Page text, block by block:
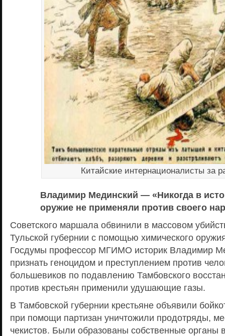
Китайские интернационалисты за
Владимир Мединский — «Никогда в
оружие не применяли против своего
Советского маршала обвинили в массовом
Тульской губернии с помощью химического
Госдумы профессор МГИМО историк Владимир
признать геноцидом и преступлением против
большевиков по подавлению Тамбовского
против крестьян применили удушающие газы.
В Тамбовской губернии крестьяне объявили
при помощи партизан уничтожили продотряды,
чекистов. Были образованы собственные органы